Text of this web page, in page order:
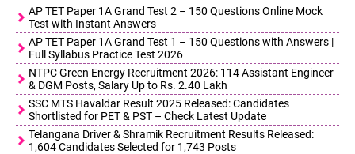
AP TET Paper 1A Grand Test 2 – 150 Questions Online Mock
Test with Instant Answers
AP TET Paper 1A Grand Test 1 – 150 Questions with Answers |
Full Syllabus Practice Test 2026
NTPC Green Energy Recruitment 2026: 114 Assistant Engineer
& DGM Posts, Salary Up to Rs. 2.40 Lakh
SSC MTS Havaldar Result 2025 Released: Candidates
Shortlisted for PET & PST – Check Latest Update
Telangana Driver & Shramik Recruitment Results Released:
1,604 Candidates Selected for 1,743 Posts